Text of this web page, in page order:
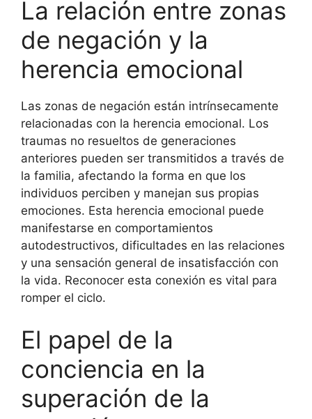
La relación entre zonas
de negación y la
herencia emocional
Las zonas de negación están intrínsecamente
relacionadas con la herencia emocional. Los
traumas no resueltos de generaciones
anteriores pueden ser transmitidos a través de
la familia, afectando la forma en que los
individuos perciben y manejan sus propias
emociones. Esta herencia emocional puede
manifestarse en comportamientos
autodestructivos, dificultades en las relaciones
y una sensación general de insatisfacción con
la vida. Reconocer esta conexión es vital para
romper el ciclo.
El papel de la
conciencia en la
superación de la